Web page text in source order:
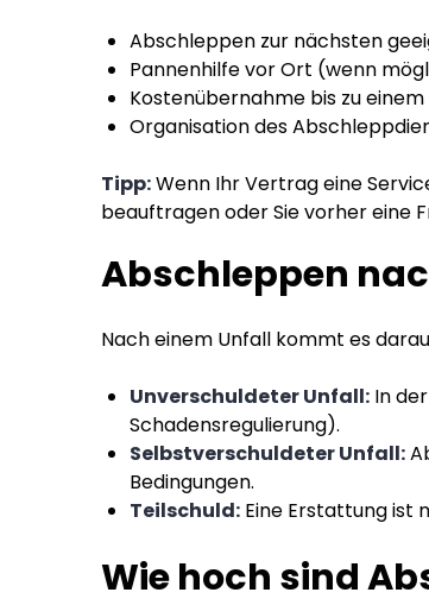
Abschleppen zur nächsten
Pannenhilfe vor Ort (wenn
Kostenübernahme bis zu
Organisation des
Tipp:Wenn Ihr Vertrag eine
beauftragen oder Sie vorher eine
Abschleppen
Nach einem Unfall kommt es
Unverschuldeter Unfall: In
Schadensregulierung).
Selbstverschuldeter Unfall:
Bedingungen.
Teilschuld: Eine Erstattung ist
Wie hoch sind